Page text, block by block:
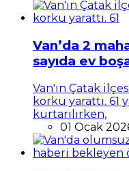
Van’da 2
sayıda ev
Van'ın Çatak
korku yarattı. 61
kurtarılırken,
01 Ocak